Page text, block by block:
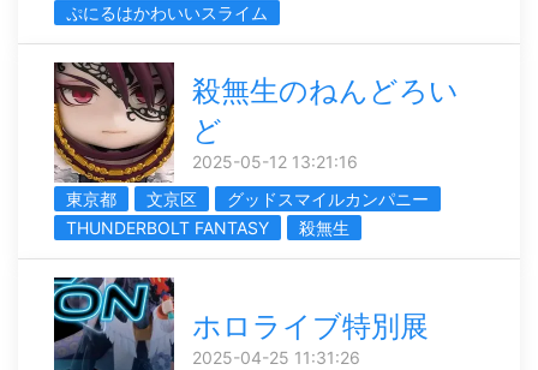
ぷにるはかわいいスライム
殺無生のねんどろい
ど
2025-05-12 13:21:16
東京都
文京区
グッドスマイルカンパニー
THUNDERBOLT FANTASY
殺無生
ホロライブ特別展
2025-04-25 11:31:26